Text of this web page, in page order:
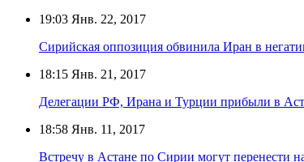
19:03 Янв. 22, 2017
Сирийская оппозиция обвинила Иран в
18:15 Янв. 21, 2017
Делегации РФ, Ирана и Турции прибыли в
18:58 Янв. 11, 2017
Встречу в Астане по Сирии могут перенести